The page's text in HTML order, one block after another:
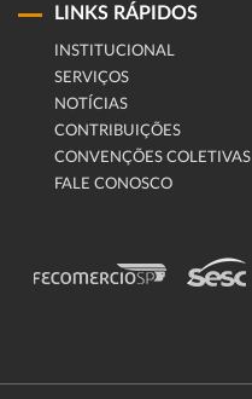
LINKS RÁPIDOS
INSTITUCIONAL
SERVIÇOS
NOTÍCIAS
CONTRIBUIÇÕES
CONVENÇÕES COLETIVAS
FALE CONOSCO